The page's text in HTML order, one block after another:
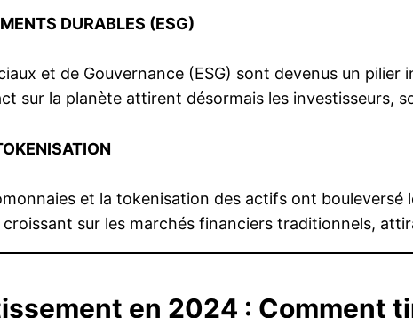
DURABLES (ESG)
et de Gouvernance (ESG) sont devenus un pilier
sur la planète attirent désormais les investisseurs,
et la tokenisation des actifs ont bouleversé
sur les marchés financiers traditionnels,
en 2024 : Comment